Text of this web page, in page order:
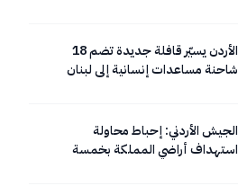
الأردن يسيّر قافلة جديدة تضم 18
شاحنة مساعدات إنسانية إلى لبنان
الجيش الأردني: إحباط محاولة
استهداف أراضي المملكة بخمسة